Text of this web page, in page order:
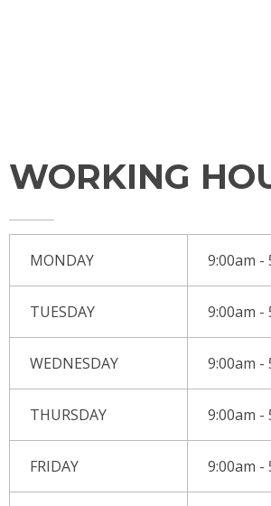
WORKING
MONDAY 9:00am -
TUESDAY 9:00am -
WEDNESDAY 9:00am -
THURSDAY 9:00am -
FRIDAY 9:00am -